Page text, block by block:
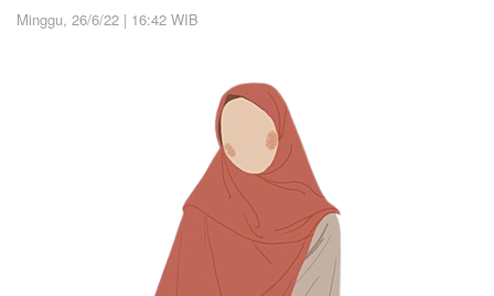
Minggu, 26/6/22 | 16:42 WIB